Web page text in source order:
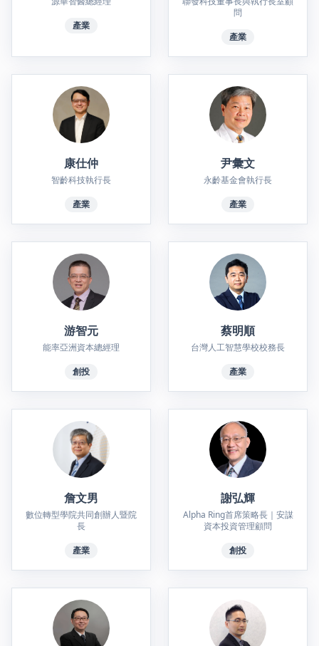
產業
問
產業
康仕仲
智齡科技執行長
產業
尹彙文
永齡基金會執行長
產業
游智元
能率亞洲資本總經理
創投
蔡明順
台灣人工智慧學校校務長
產業
詹文男
數位轉型學院共同創辦人暨院
長
產業
謝弘輝
Alpha Ring首席策略長｜安謀
資本投資管理顧問
創投